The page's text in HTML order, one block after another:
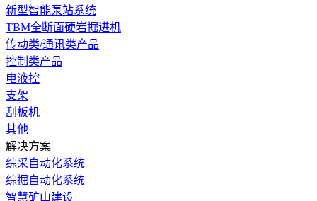
新型智能泵站系统
TBM全断面硬岩掘进机
传动类/通讯类产品
控制类产品
电液控
支架
刮板机
其他
解决方案
综采自动化系统
综掘自动化系统
智慧矿山建设